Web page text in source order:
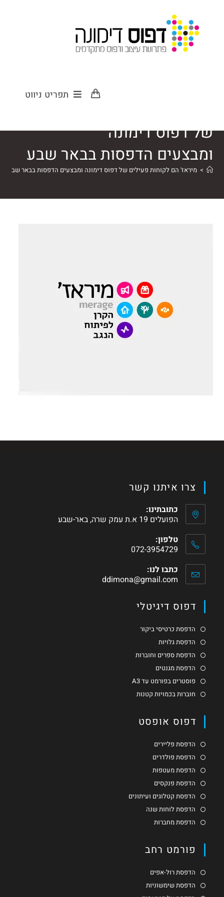
תפריט ניווט
של דפוס דימונה
ומבצעים הדפסות בבאר שבע
> מיראז' הם לקוחות פעילים של דפוס דימונה ומבצעים הדפסות בבאר שבע
צרו איתנו קשר
כתובתינו:
הפועלים 19 א.ת עמק שרה, באר-שבע
טלפון:
072-3954729
כתבו לנו:
ddimona@gmail.com
דפוס דיגיטלי
הדפסת כרטיסי ביקור
הדפסת גלויות
הדפסת ספרים וחוברות
הדפסת מגנטים
פוסטרים בפורמט עד A3
חוברות בכמויות קטנות
דפוס אופסט
הדפסת פליירים
הדפסת פולדרים
הדפסת מעטפות
הדפסת פנקסים
הדפסת קטלוגים ועיתונים
הדפסת לוחות שנה
הדפסת מחברות
פורמט רחב
הדפסת רול-אפים
הדפסת שימשוניות